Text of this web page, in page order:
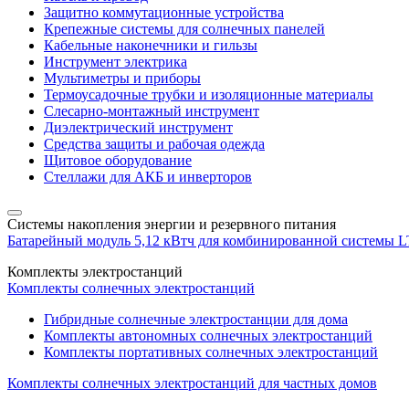
Защитно коммутационные устройства
Крепежные системы для солнечных панелей
Кабельные наконечники и гильзы
Инструмент электрика
Мультиметры и приборы
Термоусадочные трубки и изоляционные материалы
Слесарно-монтажный инструмент
Диэлектрический инструмент
Средства защиты и рабочая одежда
Щитовое оборудование
Стеллажи для АКБ и инверторов
Системы накопления энергии и резервного питания
Батарейный модуль 5,12 кВтч для комбинированной системы
Комплекты электростанций
Комплекты солнечных электростанций
Гибридные солнечные электростанции для дома
Комплекты автономных солнечных электростанций
Комплекты портативных солнечных электростанций
Комплекты солнечных электростанций для частных домов